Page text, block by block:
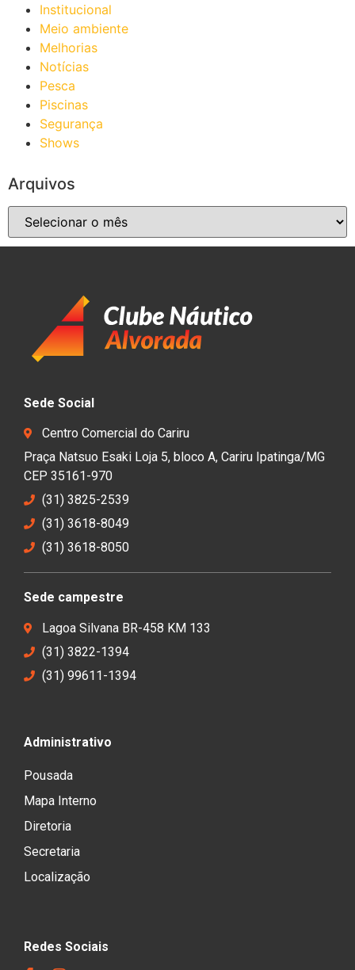
Institucional
Meio ambiente
Melhorias
Notícias
Pesca
Piscinas
Segurança
Shows
Arquivos
Sede Social
Centro Comercial do Cariru
Praça Natsuo Esaki Loja 5, bloco A, Cariru Ipatinga/MG
CEP 35161-970
(31) 3825-2539
(31) 3618-8049
(31) 3618-8050
Sede campestre
Lagoa Silvana BR-458 KM 133
(31) 3822-1394
(31) 99611-1394
Administrativo
Pousada
Mapa Interno
Diretoria
Secretaria
Localização
Redes Sociais